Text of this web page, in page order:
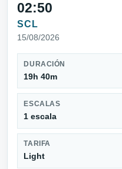
02:50
SCL
15/08/2026
DURACIÓN
19h 40m
ESCALAS
1 escala
TARIFA
Light